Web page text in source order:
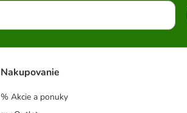
Nakupovanie
% Akcie a ponuky